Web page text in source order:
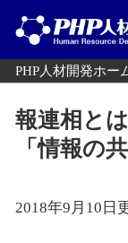
PHP人材開発ホー
報連相と
「情報の
2018年9月10日